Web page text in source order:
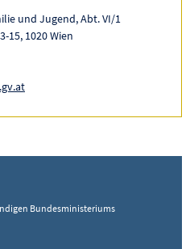
und Jugend, Abt. VI/1
15, 1020 Wien
Bundesministeriums